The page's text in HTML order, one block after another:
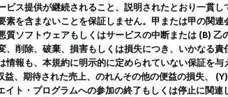
ス提供が継続されること、説明されたとおり一貫
を含まないことを保証しません。甲または甲の関
ソフトウェアもしくはサービスの中断または (B)
削除、破棄、損害もしくは損失につき、いかなる
報も、本規約に明示的に定められていない保証を
、期待された売上、のれんその他の便益の損失、
ト・プログラムへの参加の終了もしくは停止に関